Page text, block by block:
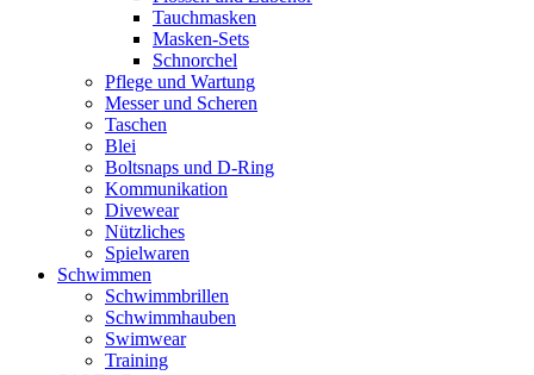
Tauchmasken
Masken-Sets
Schnorchel
Pflege und Wartung
Messer und Scheren
Taschen
Blei
Boltsnaps und D-Ring
Kommunikation
Divewear
Nützliches
Spielwaren
Schwimmen
Schwimmbrillen
Schwimmhauben
Swimwear
Training